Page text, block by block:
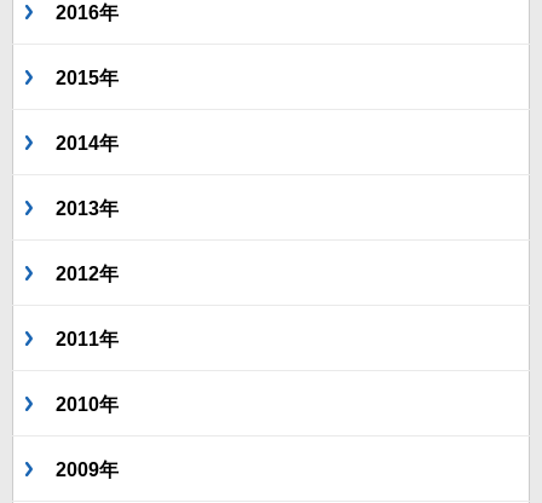
2016年
2015年
2014年
2013年
2012年
2011年
2010年
2009年